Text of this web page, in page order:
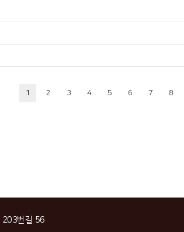
1 2 3 4 5 6 7 8
203번길 56